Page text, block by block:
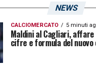
NEWS
CALCIOMERCATO 5 minuti
Maldini al Cagliari,
cifre e formula del